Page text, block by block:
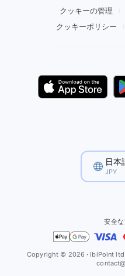
クッキーの管理
クッキーポリシー
日
JPY
安全
Copyright © 2026· IbiPoint ltd